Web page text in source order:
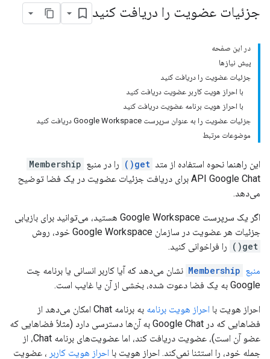
جزئیات عضویت را دریافت کنید
در این صفحه
پیش نیازها
جزئیات عضویت را دریافت کنید
با احراز هویت کاربر عضویت دریافت کنید
با احراز هویت برنامه عضویت دریافت کنید
جزئیات عضویت را به عنوان سرپرست Google Workspace دریافت کنید
موضوعات مرتبط
این راهنما نحوه استفاده از متد get() را در منبع Membership
API Google Chat برای دریافت جزئیات عضویت در یک فضا توضیح
می‌دهد.
اگر یک سرپرست Google Workspace هستید، می‌توانید برای بازیابی
جزئیات هر عضویت در سازمان Google Workspace خود، روش
get()
را فراخوانی کنید.
منبع Membership نشان می‌دهد که آیا کاربر انسانی یا برنامه چت
Google به یک فضا دعوت شده، بخشی از آن یا غایب است.
احراز هویت با احراز هویت برنامه
به برنامه Chat امکان می‌دهد از
فضاهایی که در Google Chat به آن‌ها دسترسی دارد (مثلاً فضاهایی که
عضو آن است)، عضویت دریافت کند، اما عضویت‌های برنامه Chat، از
جمله خود، را استثنا نمی‌کند. احراز هویت با احراز هویت کاربر ، عضویت